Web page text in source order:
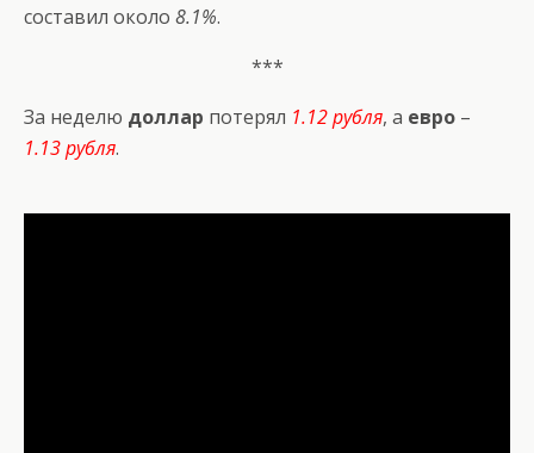
составил около 8.1%.
***
За неделю доллар потерял 1.12 рубля, а евро –
1.13 рубля.